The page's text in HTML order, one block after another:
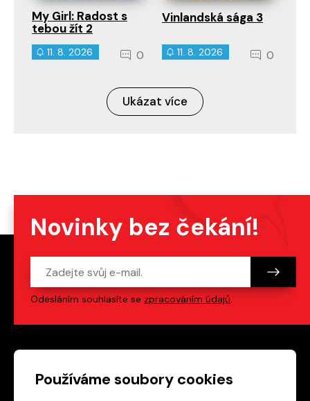
Používáme soubory cookies
My Girl: Radost s
tebou žít 2
11. 8. 2026 0
Vinlandská sága 3
11. 8. 2026 0
Ukázat více
Novinky bez čekání!
Odesláním souhlasíte se zpracováním údajů.
Patička webu Odkazy na sociální